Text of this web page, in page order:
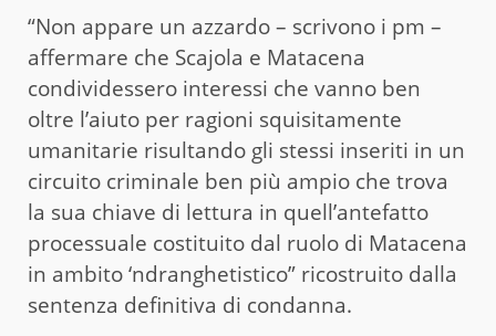
“Non appare un azzardo – scrivono i pm –
affermare che Scajola e Matacena
condividessero interessi che vanno ben
oltre l’aiuto per ragioni squisitamente
umanitarie risultando gli stessi inseriti in un
circuito criminale ben più ampio che trova
la sua chiave di lettura in quell’antefatto
processuale costituito dal ruolo di Matacena
in ambito ‘ndranghetistico” ricostruito dalla
sentenza definitiva di condanna.